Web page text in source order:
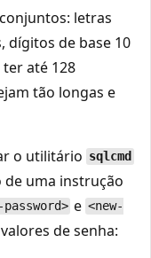
letras
dígitos de base 10
até 128
tão longas e
o utilitário sqlcmd
uma instrução
e <new-
de senha: